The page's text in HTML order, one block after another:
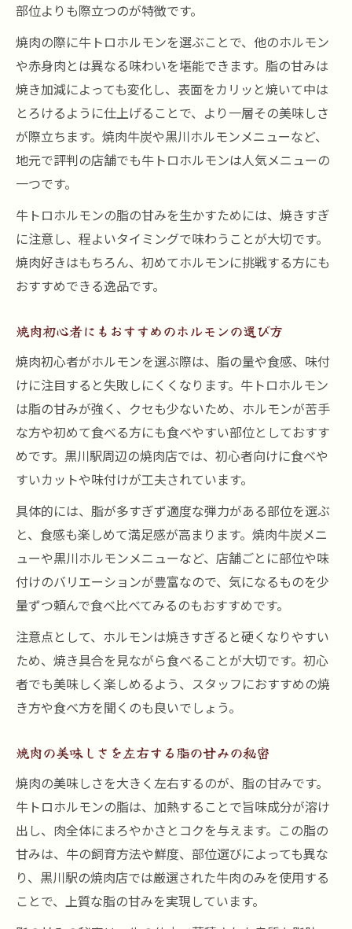
部位よりも際立つのが特徴です。
焼肉の際に牛トロホルモンを選ぶことで、他のホルモン
や赤身肉とは異なる味わいを堪能できます。脂の甘みは
焼き加減によっても変化し、表面をカリッと焼いて中は
とろけるように仕上げることで、より一層その美味しさ
が際立ちます。焼肉牛炭や黒川ホルモンメニューなど、
地元で評判の店舗でも牛トロホルモンは人気メニューの
一つです。
牛トロホルモンの脂の甘みを生かすためには、焼きすぎ
に注意し、程よいタイミングで味わうことが大切です。
焼肉好きはもちろん、初めてホルモンに挑戦する方にも
おすすめできる逸品です。
焼肉初心者にもおすすめのホルモンの選び方
焼肉初心者がホルモンを選ぶ際は、脂の量や食感、味付
けに注目すると失敗しにくくなります。牛トロホルモン
は脂の甘みが強く、クセも少ないため、ホルモンが苦手
な方や初めて食べる方にも食べやすい部位としておすす
めです。黒川駅周辺の焼肉店では、初心者向けに食べや
すいカットや味付けが工夫されています。
具体的には、脂が多すぎず適度な弾力がある部位を選ぶ
と、食感も楽しめて満足感が高まります。焼肉牛炭メニ
ューや黒川ホルモンメニューなど、店舗ごとに部位や味
付けのバリエーションが豊富なので、気になるものを少
量ずつ頼んで食べ比べてみるのもおすすめです。
注意点として、ホルモンは焼きすぎると硬くなりやすい
ため、焼き具合を見ながら食べることが大切です。初心
者でも美味しく楽しめるよう、スタッフにおすすめの焼
き方や食べ方を聞くのも良いでしょう。
焼肉の美味しさを左右する脂の甘みの秘密
焼肉の美味しさを大きく左右するのが、脂の甘みです。
牛トロホルモンの脂は、加熱することで旨味成分が溶け
出し、肉全体にまろやかさとコクを与えます。この脂の
甘みは、牛の飼育方法や鮮度、部位選びによっても異な
り、黒川駅の焼肉店では厳選された牛肉のみを使用する
ことで、上質な脂の甘みを実現しています。